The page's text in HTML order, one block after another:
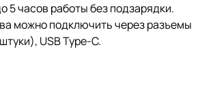
5 часов работы без подзарядки.
можно подключить через разъемы
USB Type-C.